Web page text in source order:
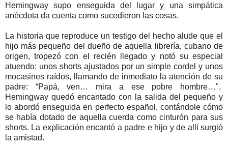
Hemingway supo enseguida del lugar y una simpática
anécdota da cuenta como sucedieron las cosas.
La historia que reproduce un testigo del hecho alude que el
hijo más pequeño del dueño de aquella librería, cubano de
origen, tropezó con el recién llegado y notó su especial
atuendo: unos shorts ajustados por un simple cordel y unos
mocasines raídos, llamando de inmediato la atención de su
padre: “Papá, ven… mira a ese pobre hombre…",
Hemingway quedó encantado con la salida del pequeño y
lo abordó enseguida en perfecto español, contándole cómo
se había dotado de aquella cuerda como cinturón para sus
shorts. La explicación encantó a padre e hijo y de allí surgió
la amistad.